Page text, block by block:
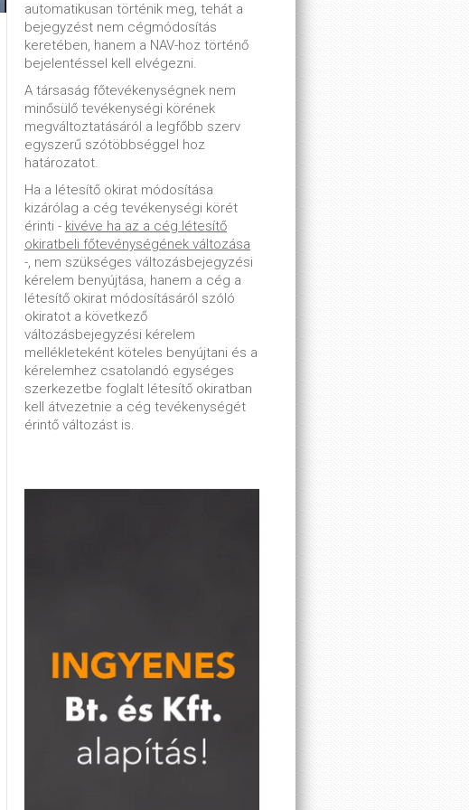
automatikusan történik meg, tehát a
bejegyzést nem cégmódosítás
keretében, hanem a NAV-hoz történő
bejelentéssel kell elvégezni.
A társaság főtevékenységnek nem
minősülő tevékenységi körének
megváltoztatásáról a legfőbb szerv
egyszerű szótöbbséggel hoz
határozatot.
Ha a létesítő okirat módosítása
kizárólag a cég tevékenységi körét
érinti - kivéve ha az a cég létesítő
okiratbeli főtevénységének változása
-, nem szükséges változásbejegyzési
kérelem benyújtása, hanem a cég a
létesítő okirat módosításáról szóló
okiratot a következő
változásbejegyzési kérelem
mellékleteként köteles benyújtani és a
kérelemhez csatolandó egységes
szerkezetbe foglalt létesítő okiratban
kell átvezetnie a cég tevékenységét
érintő változást is.